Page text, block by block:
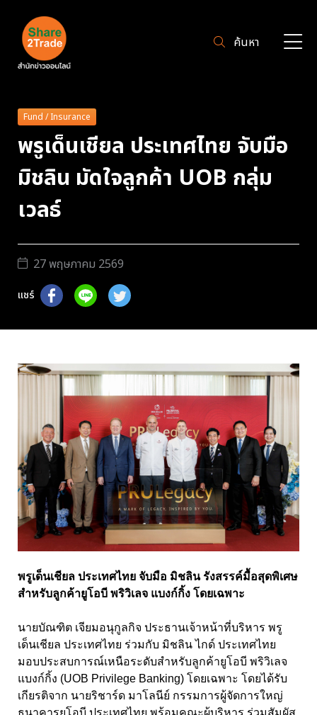
ค้นหา
Fund / Insurance
พรูเด็นเชียล ประเทศไทย จับมือ
มิชลิน มัดใจลูกค้า UOB กลุ่ม
เวลธ์
27 พฤษภาคม 2569
แชร์
พรูเด็นเชียล ประเทศไทย จับมือ มิชลิน รังสรรค์มื้อสุดพิเศษ
สำหรับลูกค้ายูโอบี พริวิเลจ แบงก์กิ้ง โดยเฉพาะ
นายบัณฑิต เจียมอนุกูลกิจ ประธานเจ้าหน้าที่บริหาร พรู
เด็นเชียล ประเทศไทย ร่วมกับ มิชลิน ไกด์ ประเทศไทย
มอบประสบการณ์เหนือระดับสำหรับลูกค้ายูโอบี พริวิเลจ
แบงก์กิ้ง (UOB Privilege Banking) โดยเฉพาะ โดยได้รับ
เกียรติจาก นายริชาร์ด มาโลนีย์ กรรมการผู้จัดการใหญ่
ธนาคารยูโอบี ประเทศไทย พร้อมคณะผู้บริหาร ร่วมสัมผัส